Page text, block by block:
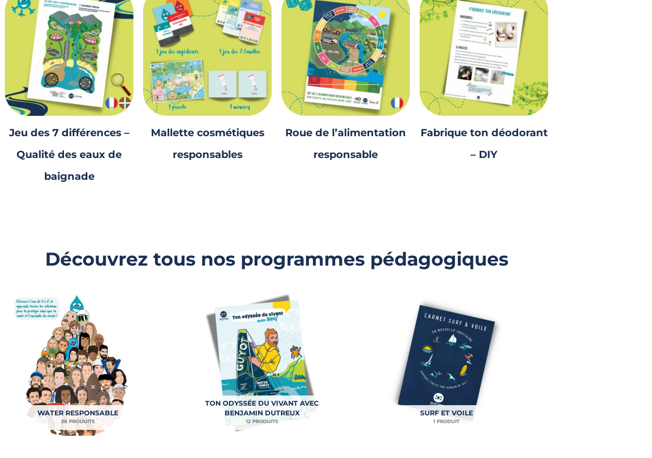
Jeu des 7 différences –
Qualité des eaux de
baignade
Mallette cosmétiques
responsables
Roue de l’alimentation
responsable
Fabrique ton déodorant
– DIY
Découvrez tous nos programmes pédagogiques
WATER RESPONSABLE
38 PRODUITS
TON ODYSSÉE DU VIVANT AVEC
BENJAMIN DUTREUX
12 PRODUITS
SURF ET VOILE
1 PRODUIT